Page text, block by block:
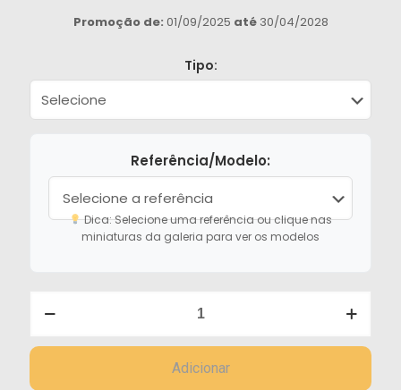
Promoção de: 01/09/2025 até30/04/2028
Tipo:
Referência/Modelo:
Dica: Selecione uma referência ou clique nas
miniaturas da galeria para ver os modelos
Adicionar